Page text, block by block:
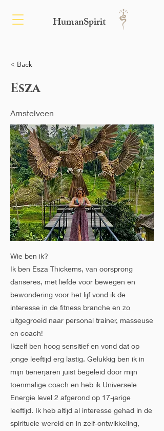
HumanSpirit
< Back
Esza
Amstelveen
Wie ben ik?
Ik ben Esza Thickems, van oorsprong
danseres, met liefde voor bewegen en
bewondering voor het lijf vond ik de
interesse in de fitness branche en zo
uitgegroeid naar personal trainer, masseuse
en coach!
Ikzelf ben hoog sensitief en vond dat op
jonge leeftijd erg lastig. Gelukkig ben ik in
mijn tienerjaren juist begeleid door mijn
toenmalige coach en heb ik Universele
Energie level 2 afgerond op 17-jarige
leeftijd. Ik heb altijd al interesse gehad in de
spirituele wereld en in zelf-ontwikkeling,